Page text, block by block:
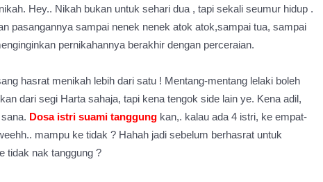
Hey.. Nikah bukan untuk sehari dua , tapi sekali seumur hidup .
pasangannya sampai nenek nenek atok atok,sampai tua, sampai
pernikahannya berakhir dengan perceraian.
hasrat menikah lebih dari satu ! Mentang-mentang lelaki boleh
dari segi Harta sahaja, tapi kena tengok side lain ye. Kena adil,
Dosa istri suami tanggung kan,. kalau ada 4 istri, ke empat-
mampu ke tidak ? Hahah jadi sebelum berhasrat untuk
tidak nak tanggung ?